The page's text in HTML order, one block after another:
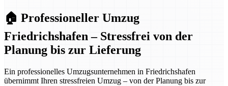
🏠 Professioneller Umzug
Friedrichshafen – Stressfrei von der
Planung bis zur Lieferung
Ein professionelles Umzugsunternehmen in Friedrichshafen
übernimmt Ihren stressfreien Umzug – von der Planung bis zur